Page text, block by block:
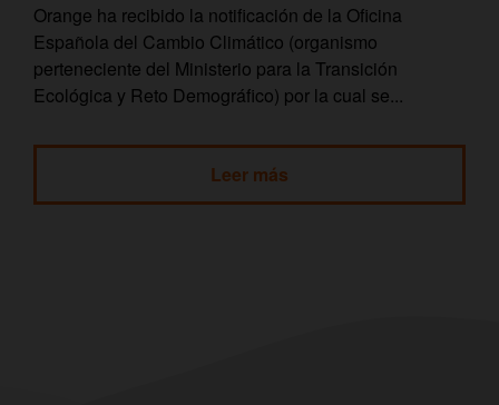
Orange ha recibido la notificación de la Oficina
Española del Cambio Climático (organismo
perteneciente del Ministerio para la Transición
Ecológica y Reto Demográfico) por la cual se...
Leer más